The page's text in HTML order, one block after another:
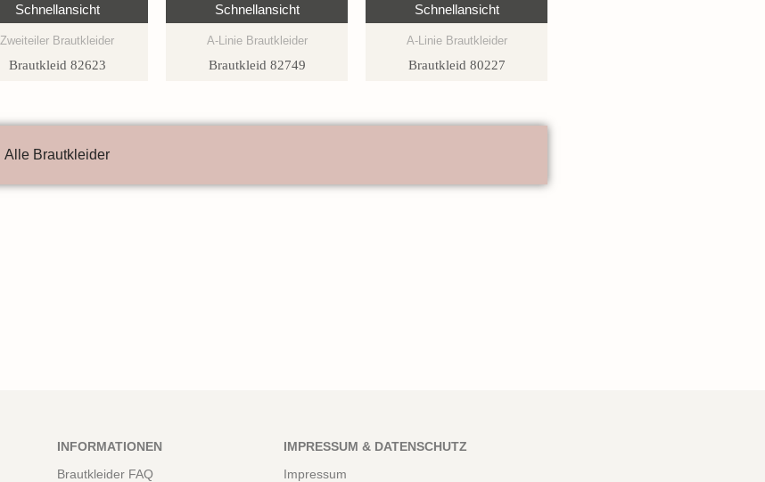
Schnellansicht
Zweiteiler Brautkleider
Brautkleid 82623
Schnellansicht
A-Linie Brautkleider
Brautkleid 82749
Schnellansicht
A-Linie Brautkleider
Brautkleid 80227
Alle Brautkleider
INFORMATIONEN
Brautkleider FAQ
IMPRESSUM & DATENSCHUTZ
Impressum